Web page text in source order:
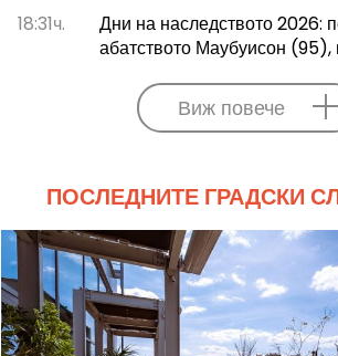
18:31ч.
Дни на наследството 2026:
абатството Маубуисон (95),
Виж повече
ПОСЛЕДНИТЕ ГРАДСКИ